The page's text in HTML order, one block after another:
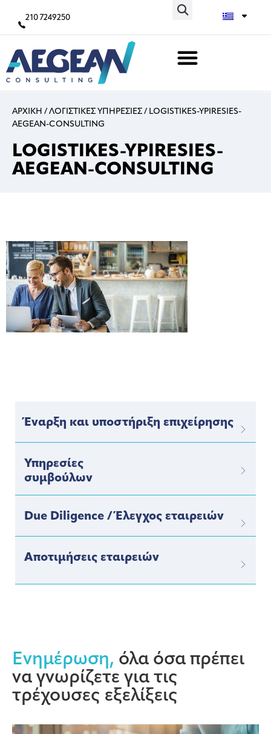
210 7249250
ΑΡΧΙΚΗ / ΛΟΓΙΣΤΙΚΕΣ ΥΠΗΡΕΣΙΕΣ / LOGISTIKES-YPIRESIES-
AEGEAN-CONSULTING
LOGISTIKES-YPIRESIES-
AEGEAN-CONSULTING
Έναρξη και υποστήριξη επιχείρησης
Υπηρεσίες
συμβούλων
Due Diligence / Έλεγχος εταιρειών
Αποτιμήσεις εταιρειών
Ενημέρωση, όλα όσα πρέπει
να γνωρίζετε για τις
τρέχουσες εξελίξεις